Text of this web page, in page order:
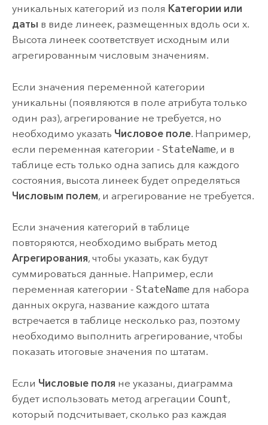
уникальных категорий из поля Категории или
даты в виде линеек, размещенных вдоль оси x.
Высота линеек соответствует исходным или
агрегированным числовым значениям.
Если значения переменной категории
уникальны (появляются в поле атрибута только
один раз), агрегирование не требуется, но
необходимо указать Числовое поле. Например,
если переменная категории - StateName, и в
таблице есть только одна запись для каждого
состояния, высота линеек будет определяться
Числовым полем, и агрегирование не требуется.
Если значения категорий в таблице
повторяются, необходимо выбрать метод
Агрегирования, чтобы указать, как будут
суммироваться данные. Например, если
переменная категории - StateNameдля набора
данных округа, название каждого штата
встречается в таблице несколько раз, поэтому
необходимо выполнить агрегирование, чтобы
показать итоговые значения по штатам.
Если Числовые поля не указаны, диаграмма
будет использовать метод агрегации Count,
который подсчитывает, сколько раз каждая